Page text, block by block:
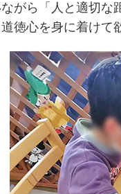
がら「人と適切な
徳心を身に着けて